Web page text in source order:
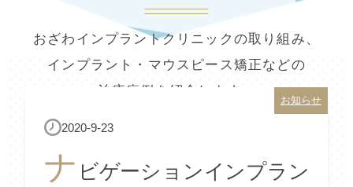
おざわインプラントクリニックの取り組み、
インプラント・マウスピース矯正などの
治療症例を紹介します。
お知らせ
2020-9-23
ナ ビゲーションインプラン